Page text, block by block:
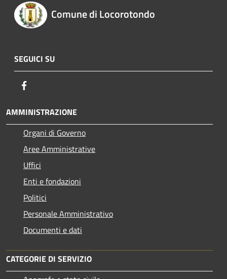
Comune di Locorotondo
SEGUICI SU
AMMINISTRAZIONE
Organi di Governo
Aree Amministrative
Uffici
Enti e fondazioni
Politici
Personale Amministrativo
Documenti e dati
CATEGORIE DI SERVIZIO